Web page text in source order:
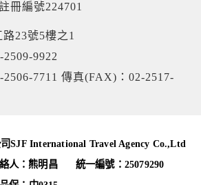
冊編號224701
23號5樓之1
9922
7711 傳真(FAX)：02-2517-
SJF International Travel Agency Co.,Ltd
人：熊明昌
統一編號：25079290